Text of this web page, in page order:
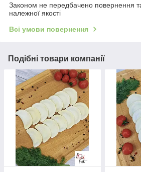
Законом не передбачено повернення
належної якості
Всі умови повернення
Подібні товари компанії